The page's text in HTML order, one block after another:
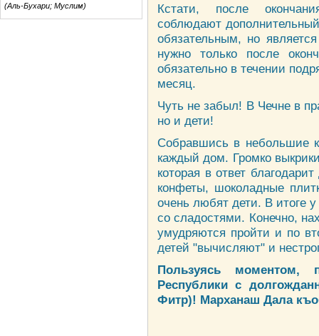
(Аль-Бухари; Муслим)
Кстати, после
соблюдают
обязательным, но
нужно только после
обязательно в течении
месяц.
Чуть не забыл! В Чечне в
но и дети!
Собравшись в небольшие
каждый дом. Громко
которая в ответ
конфеты, шоколадные
очень любят дети. В итоге
со сладостями. Конечно,
умудряются пройти и по
детей "вычисляют" и
Пользуясь моментом,
Республики с
Фитр)! Марханаш Дала